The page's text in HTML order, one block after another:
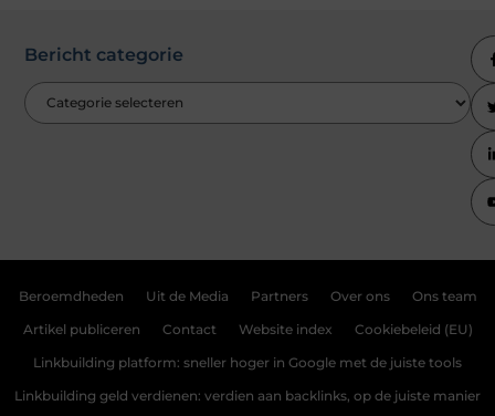
Bericht categorie
Beroemdheden Uit de Media Partners Over ons Ons team
Artikel publiceren Contact Website index Cookiebeleid (EU)
Linkbuilding platform: sneller hoger in Google met de juiste tools
Linkbuilding geld verdienen: verdien aan backlinks, op de juiste manier